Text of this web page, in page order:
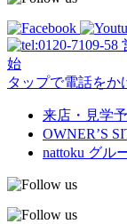
始
タップで電話をか
来店・見学
OWNER’S
nattoku グル